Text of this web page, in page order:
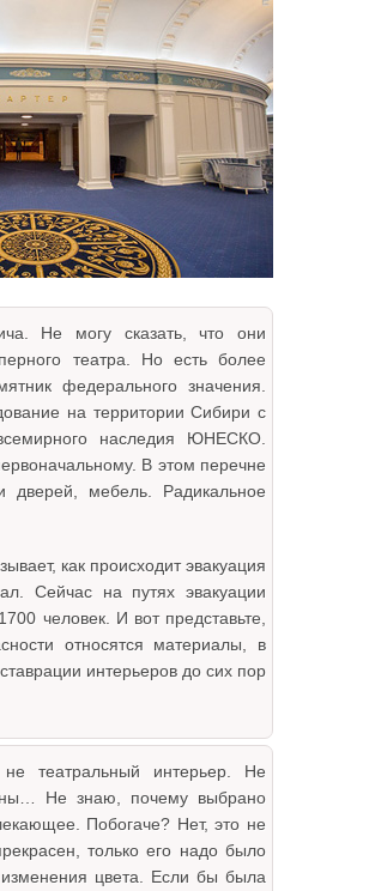
Не могу сказать, что они
театра. Но есть более
федерального значения.
на территории Сибири с
наследия ЮНЕСКО.
В этом перечне
дверей, мебель. Радикальное
как происходит эвакуация
Сейчас на путях эвакуации
человек. И вот представьте,
относятся материалы, в
интерьеров до сих пор
театральный интерьер. Не
Не знаю, почему выбрано
Побогаче? Нет, это не
только его надо было
цвета. Если бы была